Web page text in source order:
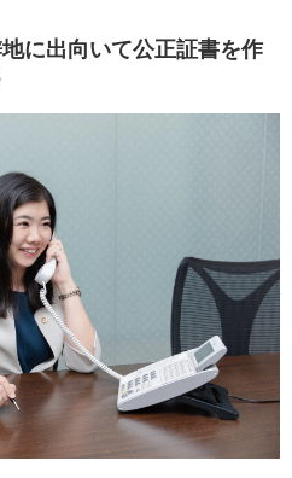
に出向いて公正証書を作